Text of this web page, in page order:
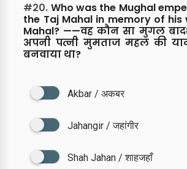
#20. Who was the Mughal
the Taj Mahal in memory of his
Mahal? ——वह कौन सा मुगल
अपनी पत्नी मुमताज महल की
बनवाया था?
Akbar / अकबर
Jahangir / जहांगीर
Shah Jahan / शाहजहाँ